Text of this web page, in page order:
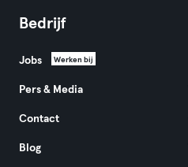
Bedrijf
Jobs Werken bij
Pers & Media
Contact
Blog